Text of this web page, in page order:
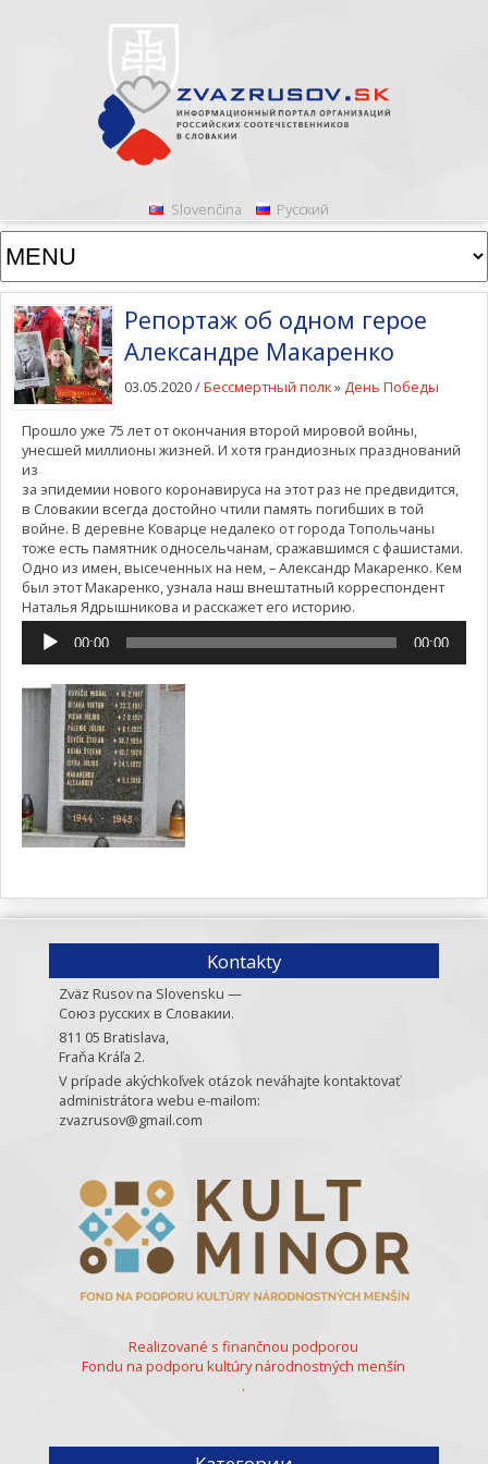
Slovenčina Русский
Репортаж об одном герое
Александре Макаренко
03.05.2020 /Бессмертный полк» День Победы
Прошло уже 75 лет от окончания второй мировой войны,
унесшей миллионы жизней. И хотя грандиозных празднований
из
за эпидемии нового коронавируса на этот раз не предвидится,
в Словакии всегда достойно чтили память погибших в той
войне. В деревне Коварце недалеко от города Топольчаны
тоже есть памятник односельчанам, сражавшимся с фашистами.
Одно из имен, высеченных на нем, – Александр Макаренко. Кем
был этот Макаренко, узнала наш внештатный корреспондент
Наталья Ядрышникова и расскажет его историю.
Аудиоплеер
00:00 00:00
Kontakty
Zväz Rusov na Slovensku —
Союз русских в Словакии.
811 05 Bratislava,
Fraňa Kráľa 2.
V prípade akýchkoľvek otázok neváhajte kontaktovať
administrátora webu e-mailom:
zvazrusov@gmail.com
Realizované s finančnou podporou
Fondu na podporu kultúry národnostných menšín
.